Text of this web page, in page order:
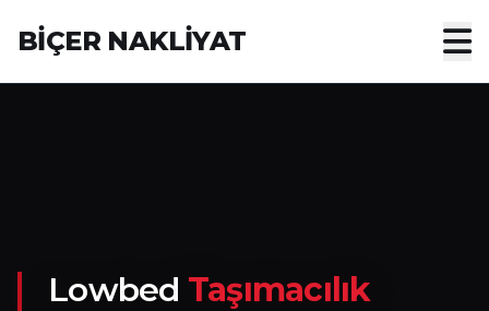
BİÇER NAKLİYAT
Nakliye Yük İlanları
Lowbed Taşımacılık